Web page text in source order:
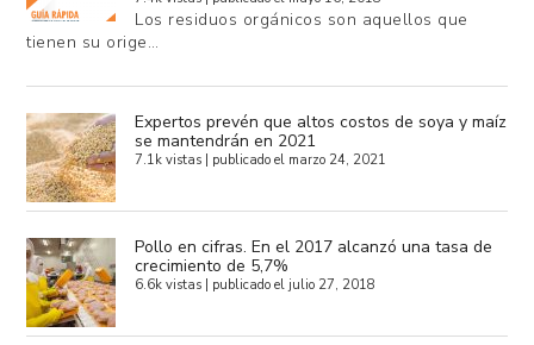
Los residuos orgánicos son aquellos que
tienen su orige…
Expertos prevén que altos costos de soya y maíz
se mantendrán en 2021
7.1k vistas publicado el marzo 24, 2021
Pollo en cifras. En el 2017 alcanzó una tasa de
crecimiento de 5,7%
6.6k vistas publicado el julio 27, 2018